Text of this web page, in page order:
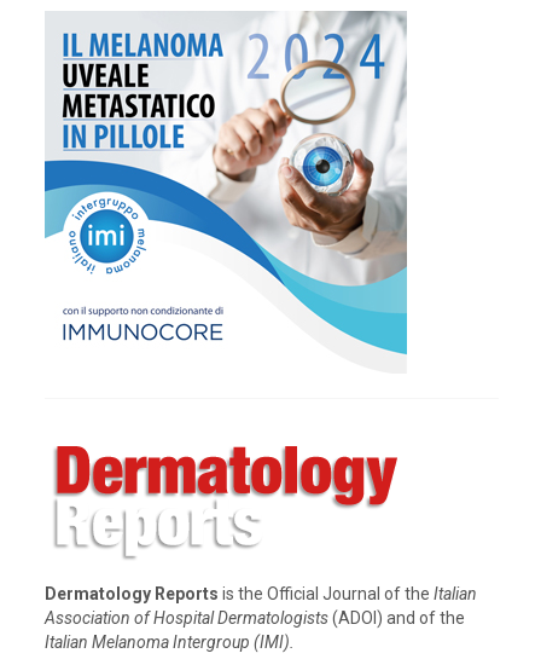
Dermatology Reports is the Official Journal of the Italian
Association of Hospital Dermatologists(ADOI) and of the
Italian Melanoma Intergroup (IMI).